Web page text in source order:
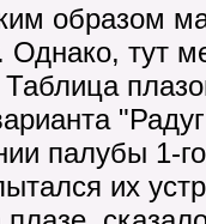
образом
Однако, тут
палубы 1-
их